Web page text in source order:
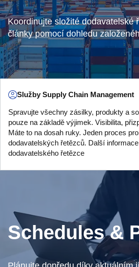
Koordinujte složité dodavatelské
články pomocí dohledu
Služby Supply Chain Management
Spravujte všechny zásilky, produkty a
pouze na základě výjimek. Visibilita,
Máte to na dosah ruky. Jeden proces
dodavatelských řetězců. Další
dodavatelského řetězce
Schedules &